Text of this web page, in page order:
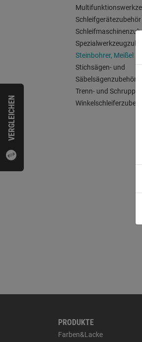
VERGLEICHEN
Schleifgerätezubehör
Steinbohrer, Meißel
Stichsägen- und
Säbelsägenzubehör
Trenn- und
PRODUKTE
Farben&Lacke